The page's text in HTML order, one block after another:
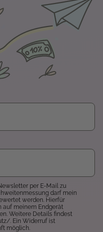
per E-Mail zu
darf mein
werden. Hierfür
auf meinem Endgerät
Weitere Details findest
. Ein Widerruf ist
möglich.